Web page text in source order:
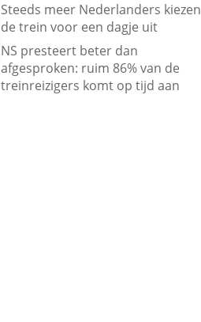
Steeds meer Nederlanders kiezen
de trein voor een dagje uit
NS presteert beter dan
afgesproken: ruim 86% van de
treinreizigers komt op tijd aan